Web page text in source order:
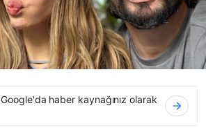
Google'da haber kaynağınız olarak